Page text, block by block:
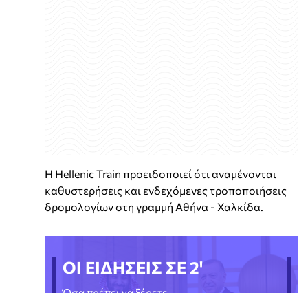
Η Hellenic Train προειδοποιεί ότι αναμένονται
καθυστερήσεις και ενδεχόμενες τροποποιήσεις
δρομολογίων στη γραμμή Αθήνα - Χαλκίδα.
ΟΙ ΕΙΔΗΣΕΙΣ ΣΕ 2'